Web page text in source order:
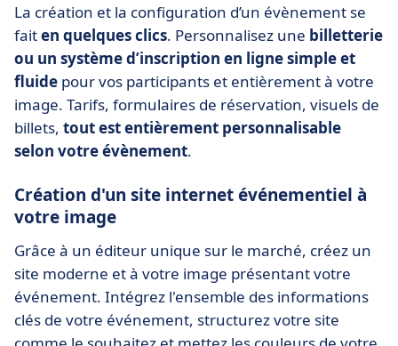
La création et la configuration d’un évènement se
faiten quelques clics. Personnalisez une billetterie
ou un système d’inscription en ligne simple et
fluide pour vos participants et entièrement à votre
image. Tarifs, formulaires de réservation, visuels de
billets, tout est entièrement personnalisable
selon votre évènement.
Création d'un site internet événementiel à
votre image
Grâce à un éditeur unique sur le marché, créez un
site moderne et à votre image présentant votre
événement. Intégrez l'ensemble des informations
clés de votre événement, structurez votre site